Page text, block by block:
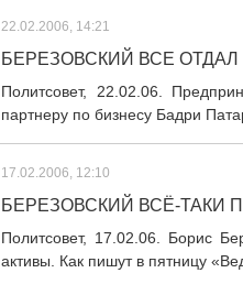
22.02.2006, 14:21
БЕРЕЗОВСКИЙ ВСЕ
Политсовет, 22.02.06.
партнеру по бизнесу Бадри
17.02.2006, 12:10
БЕРЕЗОВСКИЙ ВСЁ-ТАКИ
Политсовет, 17.02.06. Борис
активы. Как пишут в пятницу